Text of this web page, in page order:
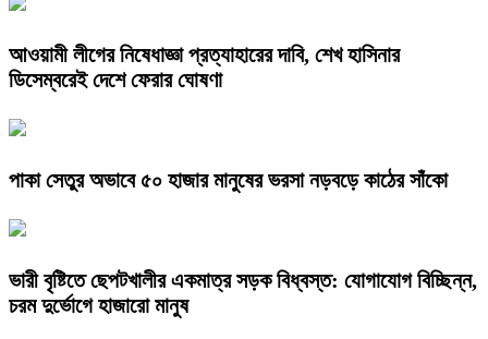
আওয়ামী লীগের নিষেধাজ্ঞা প্রত্যাহারের দাবি, শেখ হাসিনার
ডিসেম্বরেই দেশে ফেরার ঘোষণা
পাকা সেতুর অভাবে ৫০ হাজার মানুষের ভরসা নড়বড়ে কাঠের সাঁকো
ভারী বৃষ্টিতে ছেপটখালীর একমাত্র সড়ক বিধ্বস্ত: যোগাযোগ বিচ্ছিন্ন,
চরম দুর্ভোগে হাজারো মানুষ